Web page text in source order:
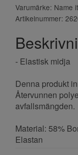
Varumärke: Name it
Artikelnummer:
- Elastisk midja
Denna produkt
Återvunnen
avfallsmängden.
Material: 58%
Elastan